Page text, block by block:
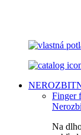
Finger
Na